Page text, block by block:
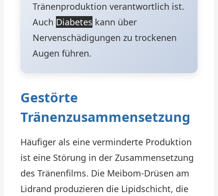
Tränenproduktion verantwortlich ist.
Auch Diabetes kann über
Nervenschädigungen zu trockenen
Augen führen.
Gestörte
Tränenzusammensetzung
Häufiger als eine verminderte Produktion
ist eine Störung in der Zusammensetzung
des Tränenfilms. Die Meibom-Drüsen am
Lidrand produzieren die Lipidschicht, die